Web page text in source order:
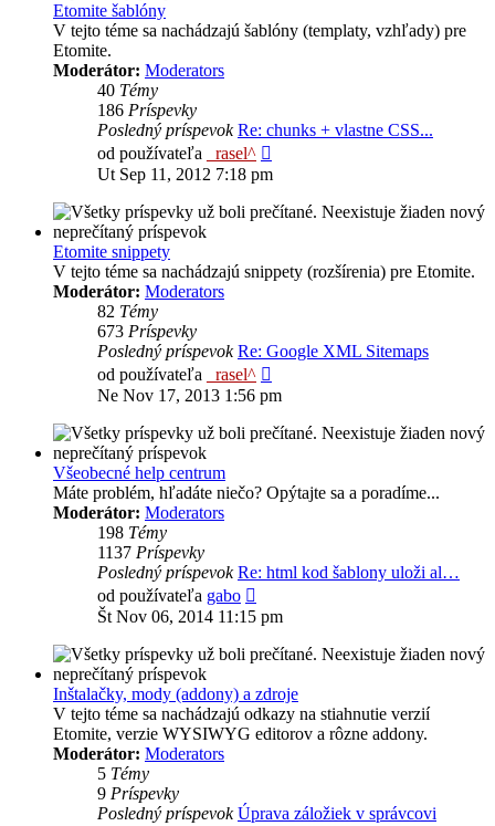
Etomite šablóny
V tejto téme sa nachádzajú šablóny (templaty, vzhľady) pre
Etomite.
Moderátor: Moderators
40 Témy
186 Príspevky
Posledný príspevok Re: chunks + vlastne CSS...
od používateľa
_rasel^
posledný
Ut Sep 11, 2012 7:18 pm
Etomite snippety
V tejto téme sa nachádzajú snippety (rozšírenia) pre Etomite.
Moderátor: Moderators
82 Témy
673 Príspevky
Posledný príspevok Re: Google XML Sitemaps
od používateľa
_rasel^
posledný
Ne Nov 17, 2013 1:56 pm
Všeobecné help centrum
Máte problém, hľadáte niečo? Opýtajte sa a poradíme...
Moderátor: Moderators
198 Témy
1137 Príspevky
Posledný príspevok Re: html kod šablony uloži al…
od používateľa gabo
posledný
príspevok
Št Nov 06, 2014 11:15 pm
Inštalačky, mody (addony) a zdroje
V tejto téme sa nachádzajú odkazy na stiahnutie verzií
Etomite, verzie WYSIWYG editorov a rôzne addony.
Moderátor: Moderators
5 Témy
9 Príspevky
Posledný príspevok Úprava záložiek v správcovi